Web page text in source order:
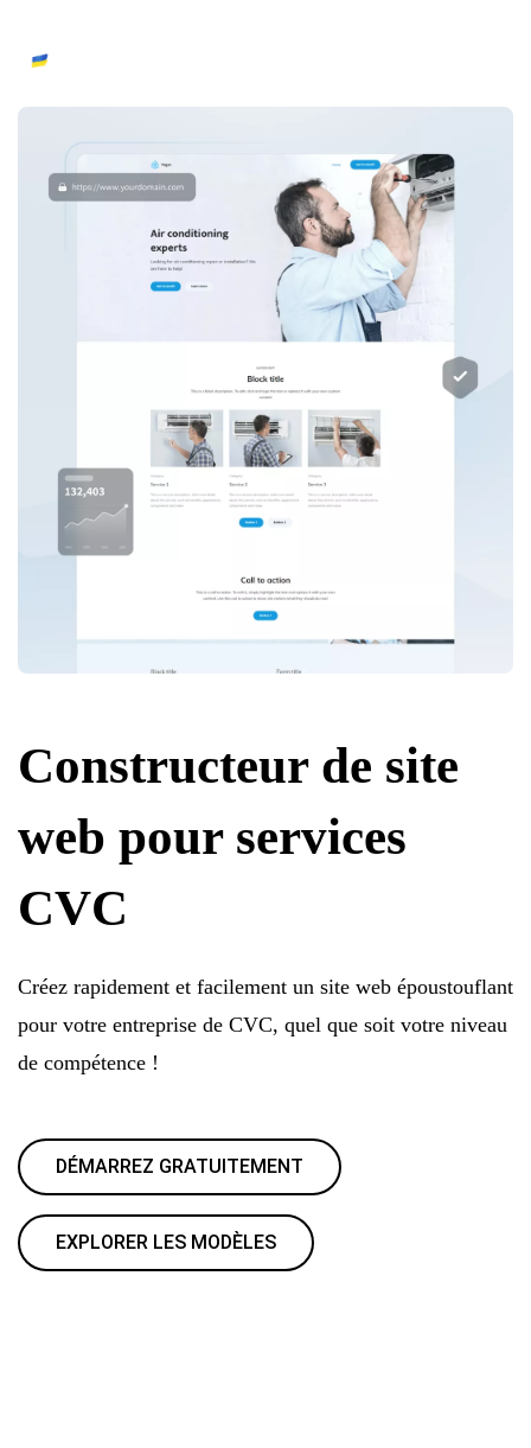
Constructeur de site
web pour services
CVC
Créez rapidement et facilement un site web époustouflant
pour votre entreprise de CVC, quel que soit votre niveau
de compétence !
DÉMARREZ GRATUITEMENT
EXPLORER LES MODÈLES